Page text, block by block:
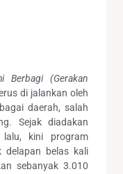
Berbagi (Gerakan
di jalankan oleh
daerah, salah
Sejak diadakan
kini program
delapan belas kali
sebanyak 3.010